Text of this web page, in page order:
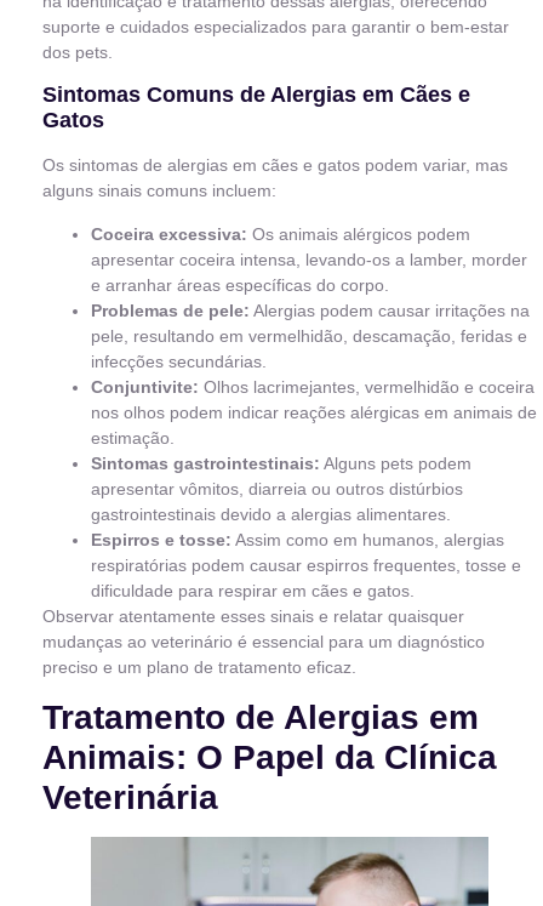
suporte e cuidados especializados para garantir o bem-estar
dos pets.
Sintomas Comuns de Alergias em Cães e
Gatos
Os sintomas de alergias em cães e gatos podem variar, mas
alguns sinais comuns incluem:
Coceira excessiva: Os animais alérgicos podem
apresentar coceira intensa, levando-os a lamber, morder
e arranhar áreas específicas do corpo.
Problemas de pele: Alergias podem causar irritações na
pele, resultando em vermelhidão, descamação, feridas e
infecções secundárias.
Conjuntivite: Olhos lacrimejantes, vermelhidão e coceira
nos olhos podem indicar reações alérgicas em animais de
estimação.
Sintomas gastrointestinais: Alguns pets podem
apresentar vômitos, diarreia ou outros distúrbios
gastrointestinais devido a alergias alimentares.
Espirros e tosse: Assim como em humanos, alergias
respiratórias podem causar espirros frequentes, tosse e
dificuldade para respirar em cães e gatos.
Observar atentamente esses sinais e relatar quaisquer
mudanças ao veterinário é essencial para um diagnóstico
preciso e um plano de tratamento eficaz.
Tratamento de Alergias em
Animais: O Papel da Clínica
Veterinária